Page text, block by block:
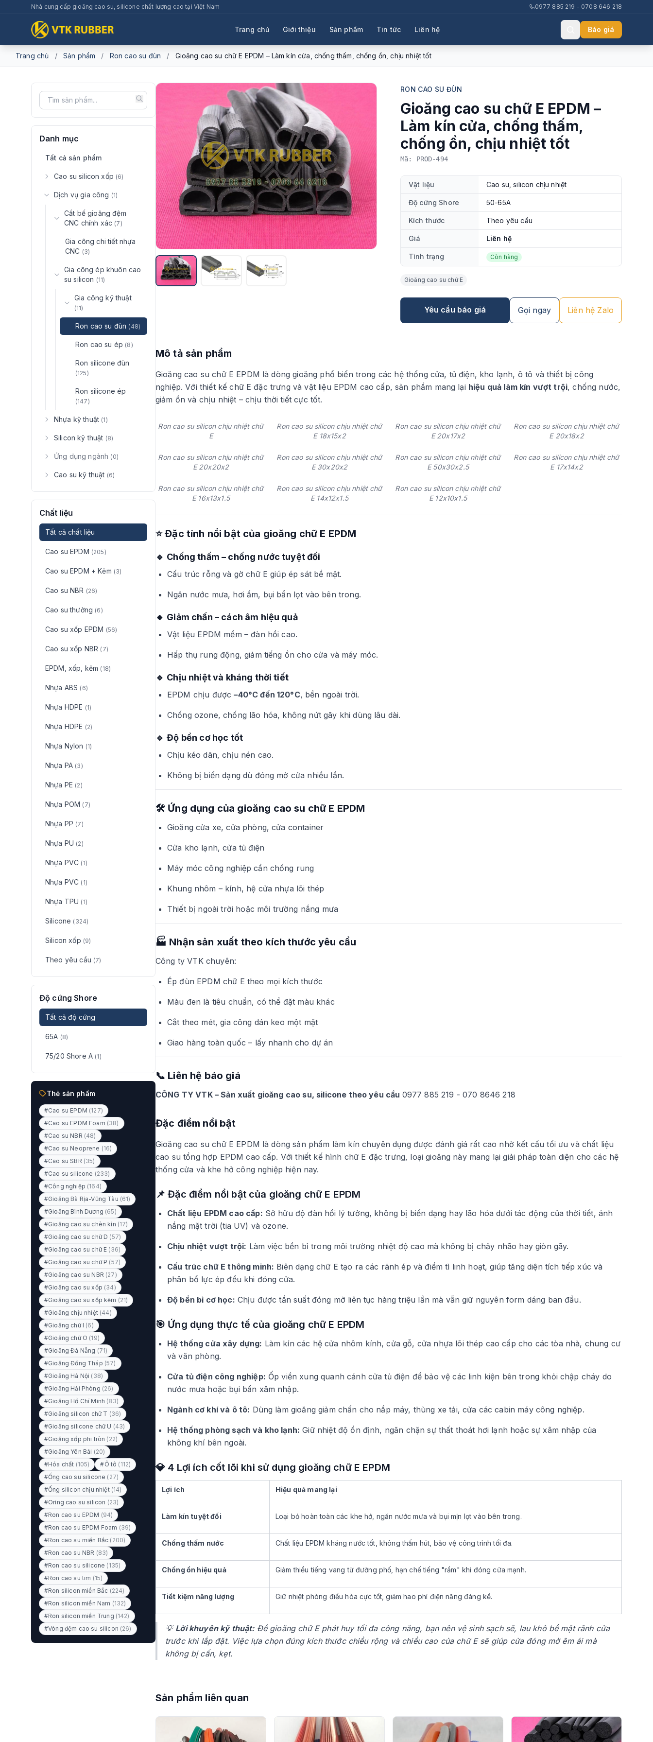
Nhà cung cấp gioăng cao su, silicone chất lượng cao tại Việt Nam 0977 885 219 - 0708 646 218
Trang chủ Giới thiệu Sản phẩm Tin tức Liên hệ Báo giá
Trang chủ / Sản phẩm / Ron cao su đùn / Gioăng cao su chữ E EPDM – Làm kín cửa, chống thấm, chống ồn, chịu nhiệt tốt
Danh mục
Tất cả sản phẩm
Cao su silicon xốp (6)
Dịch vụ gia công (1)
Cắt bế gioăng đệm
CNC chính xác (7)
Gia công chi tiết nhựa
CNC (3)
Gia công ép khuôn cao
su silicon (11)
Gia công kỹ thuật
(11)
Ron cao su đùn (48)
Ron cao su ép (8)
Ron silicone đùn
(125)
Ron silicone ép
(147)
Nhựa kỹ thuật (1)
Silicon kỹ thuật (8)
Ứng dụng ngành (0)
Cao su kỹ thuật (6)
Chất liệu
Tất cả chất liệu
Cao su EPDM (205)
Cao su EPDM + Kẽm (3)
Cao su NBR (26)
Cao su thường (6)
Cao su xốp EPDM (56)
Cao su xốp NBR (7)
EPDM, xốp, kẽm (18)
Nhựa ABS (6)
Nhựa HDPE (1)
Nhựa HDPE (2)
Nhựa Nylon (1)
Nhựa PA (3)
Nhựa PE (2)
Nhựa POM (7)
Nhựa PP (7)
Nhựa PU (2)
Nhựa PVC (1)
Nhựa PVC (1)
Nhựa TPU (1)
Silicone (324)
Silicon xốp (9)
Theo yêu cầu (7)
Độ cứng Shore
Tất cả độ cứng
65A (8)
75/20 Shore A (1)
Thẻ sản phẩm
#Cao su EPDM (127)
#Cao su EPDM Foam (38)
#Cao su NBR (48)
#Cao su Neoprene (16)
#Cao su SBR (35)
#Cao su silicone (233)
#Công nghiệp (164)
#Gioăng Bà Rịa-Vũng Tàu (61)
#Gioăng Bình Dương (65)
#Gioăng cao su chèn kín (17)
#Gioăng cao su chữ D (57)
#Gioăng cao su chữ E (36)
#Gioăng cao su chữ P (57)
#Gioăng cao su NBR (27)
#Gioăng cao su xốp (34)
#Gioăng cao su xốp kẽm (21)
#Gioăng chịu nhiệt (44)
#Gioăng chữ I (6)
#Gioăng chữ O (19)
#Gioăng Đà Nẵng (71)
#Gioăng Đồng Tháp (57)
#Gioăng Hà Nội (38)
#Gioăng Hải Phòng (26)
#Gioăng Hồ Chí Minh (83)
#Gioăng silicon chữ T (36)
#Gioăng silicone chữ U (43)
#Gioăng xốp phi tròn (22)
#Gioăng Yên Bái (20)
#Hóa chất (105) #Ô tô (112)
#Ống cao su silicone (27)
#Ống silicon chịu nhiệt (14)
#Oring cao su silicon (23)
#Ron cao su EPDM (94)
#Ron cao su EPDM Foam (39)
#Ron cao su miền Bắc (200)
#Ron cao su NBR (83)
#Ron cao su silicone (135)
#Ron cao su tim (15)
#Ron silicon miền Bắc (224)
#Ron silicon miền Nam (132)
#Ron silicon miền Trung (142)
#Vòng đệm cao su silicon (26)
RON CAO SU ĐÙN
Gioăng cao su chữ E EPDM –
Làm kín cửa, chống thấm,
chống ồn, chịu nhiệt tốt
Mã: PROD-494
Vật liệu Cao su, silicon chịu nhiệt
Độ cứng Shore 50-65A
Kích thước Theo yêu cầu
Giá Liên hệ
Tình trạng Còn hàng
Gioăng cao su chữ E
Yêu cầu báo giá Gọi ngay Liên hệ Zalo
Mô tả sản phẩm
Gioăng cao su chữ E EPDM là dòng gioăng phổ biến trong các hệ thống cửa, tủ điện, kho lạnh, ô tô và thiết bị công
nghiệp. Với thiết kế chữ E đặc trưng và vật liệu EPDM cao cấp, sản phẩm mang lại hiệu quả làm kín vượt trội, chống nước,
giảm ồn và chịu nhiệt – chịu thời tiết cực tốt.
Ron cao su silicon chịu nhiệt chữ
E
Ron cao su silicon chịu nhiệt chữ
E 18x15x2
Ron cao su silicon chịu nhiệt chữ
E 20x17x2
Ron cao su silicon chịu nhiệt chữ
E 20x18x2
Ron cao su silicon chịu nhiệt chữ
E 20x20x2
Ron cao su silicon chịu nhiệt chữ
E 30x20x2
Ron cao su silicon chịu nhiệt chữ
E 50x30x2.5
Ron cao su silicon chịu nhiệt chữ
E 17x14x2
Ron cao su silicon chịu nhiệt chữ
E 16x13x1.5
Ron cao su silicon chịu nhiệt chữ
E 14x12x1.5
Ron cao su silicon chịu nhiệt chữ
E 12x10x1.5
⭐Đặc tính nổi bật của gioăng chữ E EPDM
🔹 Chống thấm – chống nước tuyệt đối
Cấu trúc rỗng và gờ chữ E giúp ép sát bề mặt.
Ngăn nước mưa, hơi ẩm, bụi bẩn lọt vào bên trong.
🔹 Giảm chấn – cách âm hiệu quả
Vật liệu EPDM mềm – đàn hồi cao.
Hấp thụ rung động, giảm tiếng ồn cho cửa và máy móc.
🔹 Chịu nhiệt và kháng thời tiết
EPDM chịu được–40°C đến 120°C, bền ngoài trời.
Chống ozone, chống lão hóa, không nứt gãy khi dùng lâu dài.
🔹Độ bền cơ học tốt
Chịu kéo dãn, chịu nén cao.
Không bị biến dạng dù đóng mở cửa nhiều lần.
🛠 Ứng dụng của gioăng cao su chữ E EPDM
Gioăng cửa xe, cửa phòng, cửa container
Cửa kho lạnh, cửa tủ điện
Máy móc công nghiệp cần chống rung
Khung nhôm – kính, hệ cửa nhựa lõi thép
Thiết bị ngoài trời hoặc môi trường nắng mưa
🏭 Nhận sản xuất theo kích thước yêu cầu
Công ty VTK chuyên:
Ép đùn EPDM chữ E theo mọi kích thước
Màu đen là tiêu chuẩn, có thể đặt màu khác
Cắt theo mét, gia công dán keo một mặt
Giao hàng toàn quốc – lấy nhanh cho dự án
📞 Liên hệ báo giá
CÔNG TY VTK – Sản xuất gioăng cao su, silicone theo yêu cầu 0977 885 219 - 070 8646 218
Đặc điểm nổi bật
Gioăng cao su chữ E EPDM là dòng sản phẩm làm kín chuyên dụng được đánh giá rất cao nhờ kết cấu tối ưu và chất liệu
cao su tổng hợp EPDM cao cấp. Với thiết kế hình chữ E đặc trưng, loại gioăng này mang lại giải pháp toàn diện cho các hệ
thống cửa và khe hở công nghiệp hiện nay.
📌 Đặc điểm nổi bật của gioăng chữ E EPDM
Chất liệu EPDM cao cấp: Sở hữu độ đàn hồi lý tưởng, không bị biến dạng hay lão hóa dưới tác động của thời tiết, ánh
nắng mặt trời (tia UV) và ozone.
Chịu nhiệt vượt trội: Làm việc bền bỉ trong môi trường nhiệt độ cao mà không bị chảy nhão hay giòn gãy.
Cấu trúc chữ E thông minh: Biên dạng chữ E tạo ra các rãnh ép và điểm tì linh hoạt, giúp tăng diện tích tiếp xúc và
phân bổ lực ép đều khi đóng cửa.
Độ bền bỉ cơ học: Chịu được tần suất đóng mở liên tục hàng triệu lần mà vẫn giữ nguyên form dáng ban đầu.
🎯 Ứng dụng thực tế của gioăng chữ E EPDM
Hệ thống cửa xây dựng: Làm kín các hệ cửa nhôm kính, cửa gỗ, cửa nhựa lõi thép cao cấp cho các tòa nhà, chung cư
và văn phòng.
Cửa tủ điện công nghiệp: Ốp viền xung quanh cánh cửa tủ điện để bảo vệ các linh kiện bên trong khỏi chập cháy do
nước mưa hoặc bụi bẩn xâm nhập.
Ngành cơ khí và ô tô: Dùng làm gioăng giảm chấn cho nắp máy, thùng xe tải, cửa các cabin máy công nghiệp.
Hệ thống phòng sạch và kho lạnh: Giữ nhiệt độ ổn định, ngăn chặn sự thất thoát hơi lạnh hoặc sự xâm nhập của
không khí bên ngoài.
💎 4 Lợi ích cốt lõi khi sử dụng gioăng chữ E EPDM
Lợi ích Hiệu quả mang lại
Làm kín tuyệt đối Loại bỏ hoàn toàn các khe hở, ngăn nước mưa và bụi mịn lọt vào bên trong.
Chống thấm nước Chất liệu EPDM kháng nước tốt, không thấm hút, bảo vệ công trình tối đa.
Chống ồn hiệu quả Giảm thiểu tiếng vang từ đường phố, hạn chế tiếng "rầm" khi đóng cửa mạnh.
Tiết kiệm năng lượng Giữ nhiệt phòng điều hòa cực tốt, giảm hao phí điện năng đáng kể.
💡Lời khuyên kỹ thuật:Để gioăng chữ E phát huy tối đa công năng, bạn nên vệ sinh sạch sẽ, lau khô bề mặt rãnh cửa
trước khi lắp đặt. Việc lựa chọn đúng kích thước chiều rộng và chiều cao của chữ E sẽ giúp cửa đóng mở êm ái mà
không bị cấn, kẹt.
Sản phẩm liên quan